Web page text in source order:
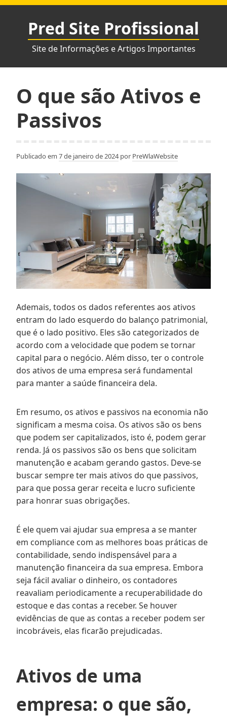
Pular
conteúdo
Pred Site Profissional
Site de Informações e Artigos Importantes
O que são Ativos e
Passivos
Publicado em 7 de janeiro de 2024por PreWlaWebsite
Ademais, todos os dados referentes aos ativos
entram do lado esquerdo do balanço patrimonial,
que é o lado positivo. Eles são categorizados de
acordo com a velocidade que podem se tornar
capital para o negócio. Além disso, ter o controle
dos ativos de uma empresa será fundamental
para manter a saúde financeira dela.
Em resumo, os ativos e passivos na economia não
significam a mesma coisa. Os ativos são os bens
que podem ser capitalizados, isto é, podem gerar
renda. Já os passivos são os bens que solicitam
manutenção e acabam gerando gastos. Deve-se
buscar sempre ter mais ativos do que passivos,
para que possa gerar receita e lucro suficiente
para honrar suas obrigações.
É ele quem vai ajudar sua empresa a se manter
em compliance com as melhores boas práticas de
contabilidade, sendo indispensável para a
manutenção financeira da sua empresa. Embora
seja fácil avaliar o dinheiro, os contadores
reavaliam periodicamente a recuperabilidade do
estoque e das contas a receber. Se houver
evidências de que as contas a receber podem ser
incobráveis, elas ficarão prejudicadas.
Ativos de uma
empresa: o que são,